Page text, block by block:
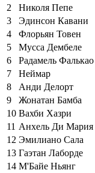
2
Николя Пепе
3
Эдинсон Кавани
4
Флорьян Товен
5
Мусса Дембеле
6
Радамель Фалькао
7
Неймар
8
Анди Делорт
9
Жонатан Бамба
10 Вахби Хазри
11 Анхель Ди Мария
12 Эмилиано Сала
13 Гаэтан Лаборде
14 М'Байе Ньянг